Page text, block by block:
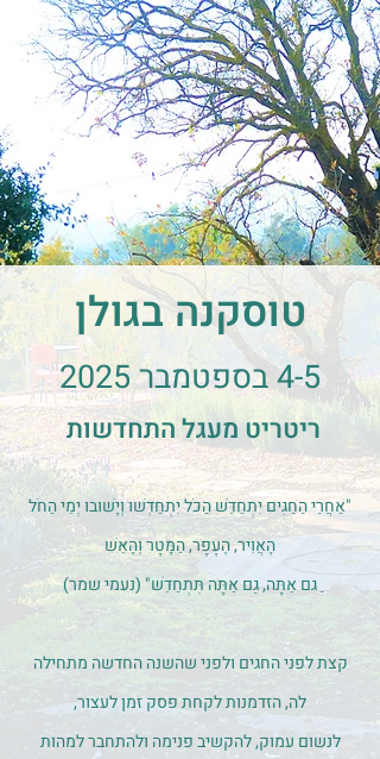
טוסקנה בגולן
4-5 בספטמבר 2025
ריטריט מעגל התחדשות
"אַחֲרֵי הַחַגִּים יִתְחַדֵּשׁ הַכֹּל יִתְחַדְּשׁוּ וְיָשׁוּבוּ יְמֵי הַחֹל
הָאֲוִיר, הֶעָפָר, הַמָּטָר וְהָאֵשׁ
ַגם אַתָּה, גַּם אַתָּה תִּתְחַדֵּשׁ" (נעמי שמר)
קצת לפני החגים ולפני שהשנה החדשה מתחילה
לה, הזדמנות לקחת פסק זמן לעצור,
לנשום עמוק, להקשיב פנימה ולהתחבר למהות